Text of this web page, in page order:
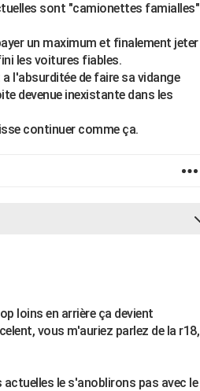
sont "camionettes famialles"
un maximum et finalement jeter
les voitures fiables.
l'absurditée de faire sa vidange
devenue inexistante dans les
continuer comme ça.
loins en arrière ça devient
vous m'auriez parlez de la r18,
le s'anoblirons pas avec le